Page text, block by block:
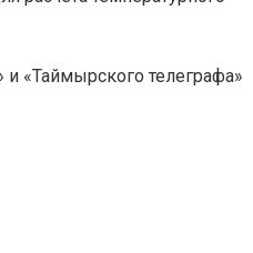
«Таймырского телеграфа»